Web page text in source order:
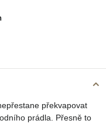
překvapovat
prádla. Přesně to